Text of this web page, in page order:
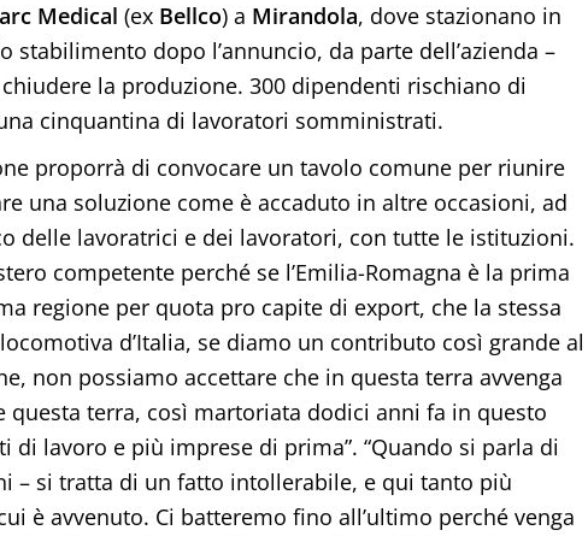
Medical (ex Bellco) a Mirandola, dove stazionano in
dopo l’annuncio, da parte dell’azienda –
la produzione. 300 dipendenti rischiano di
cinquantina di lavoratori somministrati.
proporrà di convocare un tavolo comune per riunire
una soluzione come è accaduto in altre occasioni, ad
delle lavoratrici e dei lavoratori, con tutte le istituzioni.
competente perché se l’Emilia-Romagna è la prima
regione per quota pro capite di export, che la stessa
d’Italia, se diamo un contributo così grande al
non possiamo accettare che in questa terra avvenga
questa terra, così martoriata dodici anni fa in questo
di lavoro e più imprese di prima”. “Quando si parla di
– si tratta di un fatto intollerabile, e qui tanto più
è avvenuto. Ci batteremo fino all’ultimo perché venga